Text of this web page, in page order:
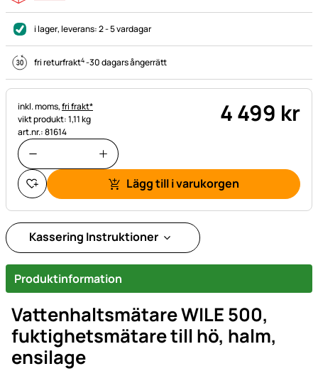
i lager, leverans:2 - 5 vardagar
fri returfrakt4-30 dagars ångerrätt
Skatteinformation:
inkl. moms,fri frakt*
vikt produkt: 1,11 kg
art.nr.: 81614
4 499 kr
Lägg till i varukorgen
Kassering Instruktioner
Produktinformation
Vattenhaltsmätare WILE 500,
fuktighetsmätare till hö, halm,
ensilage